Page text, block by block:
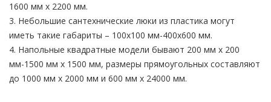
1600 мм х 2200 мм.
3. Небольшие сантехнические люки из пластика могут
иметь такие габариты – 100х100 мм-400х600 мм.
4. Напольные квадратные модели бывают 200 мм х 200
мм-1500 мм х 1500 мм, размеры прямоугольных составляют
до 1000 мм х 2000 мм и 600 мм х 24000 мм.